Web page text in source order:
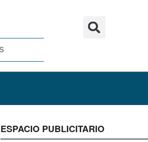
ESPACIO PUBLICITARIO